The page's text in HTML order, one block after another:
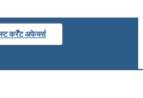
कर्रेंट अफेयर्स